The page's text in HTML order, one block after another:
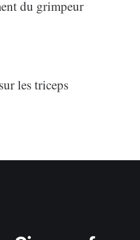
du grimpeur
les triceps